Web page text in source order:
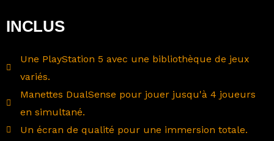
INCLUS
Une PlayStation 5 avec une bibliothèque de jeux
variés.
Manettes DualSense pour jouer jusqu'à 4 joueurs
en simultané.
Un écran de qualité pour une immersion totale.